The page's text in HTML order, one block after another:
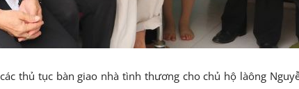
thủ tục bàn giao nhà tình thương cho chủ hộ làông